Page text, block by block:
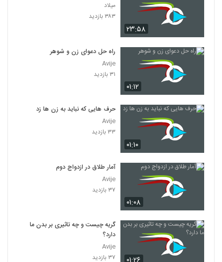
۲۳:۵۸
میلاد
۳۸۳ بازدید
۰۱:۱۲
راه حل دعوای زن و شوهر
Avije
۳۱ بازدید
۰۱:۱۰
حرف هایی که نباید به زن ها زد
Avije
۳۳ بازدید
۰۱:۰۸
آمار طلاق در ازدواج دوم
Avije
۳۷ بازدید
گریه چیست و چه تاثیری بر بدن ما
دارد؟
Avije
۳۷ بازدید